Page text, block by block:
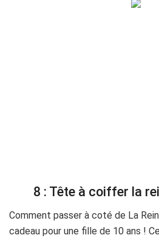
8 : Tête à coiffer la
Comment passer à coté de La
cadeau pour une fille de 10 ans !